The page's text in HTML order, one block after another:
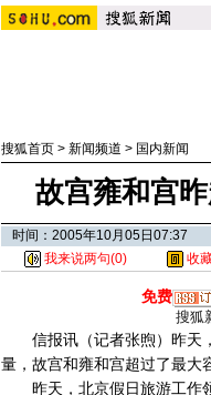
搜狐首页> 新闻频道 > 国内新闻
故宫雍和宫
时间：2005年10月05日07:37
我来说两句(0) 收
免费
搜狐
信报讯（记者张煦）昨天，
量，故宫和雍和宫超过了最大
昨天，北京假日旅游工作领